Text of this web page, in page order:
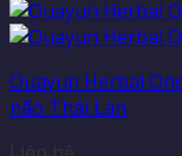
Ouayun Herbal
não Thái Lan